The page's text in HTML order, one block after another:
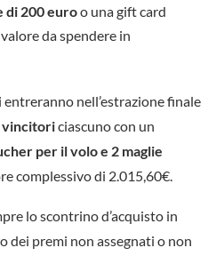
di 200 euroo una gift card
da spendere in
nell’estrazione finale
ciascuno con un
per il volo e 2 maglie
complessivo di 2.015,60€.
lo scontrino d’acquisto in
dei premi non assegnati o non